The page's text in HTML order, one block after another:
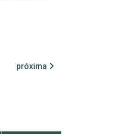
próxima